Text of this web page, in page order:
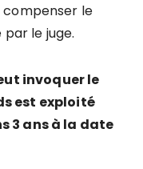
compenser le
le juge.
invoquer le
est exploité
3 ans à la date